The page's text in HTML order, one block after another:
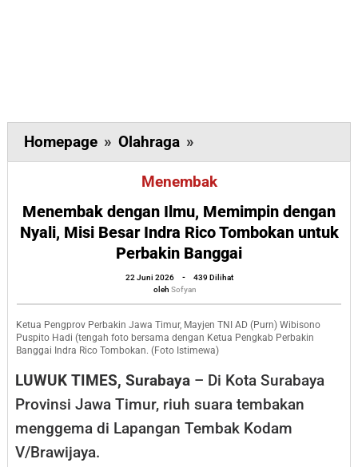
Homepage » Olahraga »
dengan
Ilmu,
Memimpin
dengan
Nyali,
Misi
Indra
Rico
untuk
Perbakin
Banggai
Menembak
Menembak dengan Ilmu, Memimpin dengan
Nyali, Misi Besar Indra Rico Tombokan untuk
Perbakin Banggai
22 Juni 2026
oleh
Sofyan
-
439 Dilihat
oleh Sofyan
Ketua Pengprov Perbakin Jawa Timur, Mayjen TNI AD (Purn) Wibisono
Puspito Hadi (tengah foto bersama dengan Ketua Pengkab Perbakin
Banggai Indra Rico Tombokan. (Foto Istimewa)
LUWUK TIMES, Surabaya – Di Kota Surabaya
Provinsi Jawa Timur, riuh suara tembakan
menggema di Lapangan Tembak Kodam
V/Brawijaya.